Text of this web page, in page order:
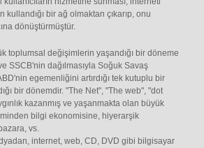
bir ağ olmaktan çıkarıp, onu
dönüştürmüştür.
toplumsal değişimlerin yaşandığı bir döneme
SSCB'nin dağılmasıyla Soğuk Savaş
egemenliğini artırdığı tek kutuplu bir
bir dönemdir. "The Net", "The web", "dot
kazanmış ve yaşanmakta olan büyük
bilgi ekonomisine, hiyerarşik
vs.
internet, web, CD, DVD gibi bilgisayar